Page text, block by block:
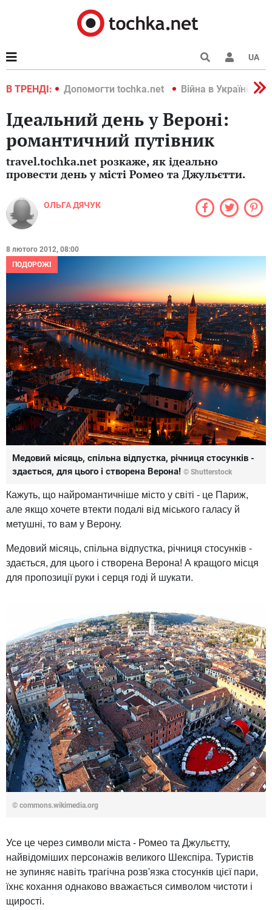
UA
В ТРЕНДІ:
2022 Допомогти tochka.net Війна в Україні 2022
Ідеальний день у Вероні:
романтичний путівник
travel.tochka.net розкаже, як ідеально
провести день у місті Ромео та Джульєтти.
ОЛЬГА ДЯЧУК
8 лютого 2012, 08:00
ПОДОРОЖІ
Медовий місяць, спільна відпустка, річниця стосунків -
здається, для цього і створена Верона! © Shutterstock
Кажуть, що найромантичніше місто у світі - це Париж,
але якщо хочете втекти подалі від міського галасу й
метушні, то вам у Верону.
Медовий місяць, спільна відпустка, річниця стосунків -
здається, для цього і створена Верона! А кращого місця
для пропозиції руки і серця годі й шукати.
© commons.wikimedia.org
Усе це через символи міста - Ромео та Джульєтту,
найвідоміших персонажів великого Шекспіра. Туристів
не зупиняє навіть трагічна розв'язка стосунків цієї пари,
їхнє кохання однаково вважається символом чистоти і
щирості.